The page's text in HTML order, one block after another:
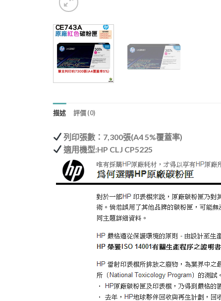
描述 評價 (0)
列印張數：7,300張(A4 5%覆蓋率)
適用機型:HP CLJ CP5225